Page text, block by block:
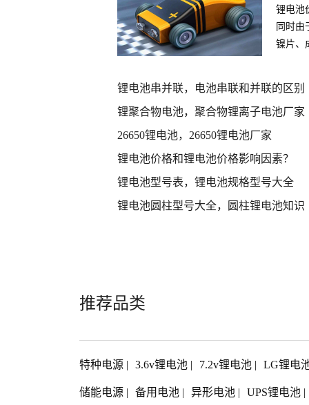
锂电池
同时由
镍片、
锂电池串并联，电池串联和并联的区别
锂聚合物电池，聚合物锂离子电池厂家
26650锂电池，26650锂电池厂家
锂电池价格和锂电池价格影响因素？
锂电池型号表，锂电池规格型号大全
锂电池圆柱型号大全，圆柱锂电池知识
推荐品类
特种电源 | 3.6v锂电池 | 7.2v锂电池 | LG锂电
储能电源 | 备用电池 | 异形电池 | UPS锂电池 |